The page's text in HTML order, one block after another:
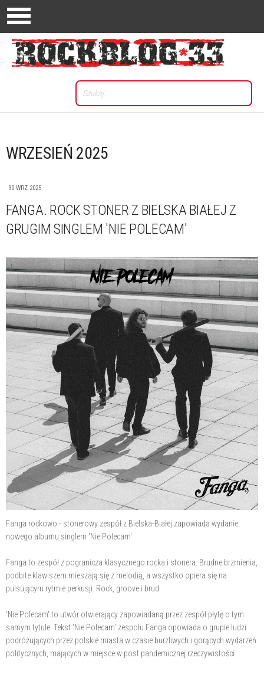
WRZESIEŃ 2025
30 WRZ 2025
FANGA. ROCK STONER Z BIELSKA BIAŁEJ Z
GRUGIM SINGLEM 'NIE POLECAM'
Fanga rockowo - stonerowy zespół z Bielska-Białej zapowiada wydanie
nowego albumu singlem 'Nie Polecam'
Fanga to zespół z pogranicza klasycznego rocka i stonera. Brudne brzmienia,
podbite klawiszem mieszają się z melodią, a wszystko opiera się na
pulsującym rytmie perkusji. Rock, groove i brud.
'Nie Polecam' to utwór otwierający zapowiadaną przez zespół płytę o tym
samym tytule. Tekst 'Nie Polecam' zespołu Fanga opowiada o grupie ludzi
podróżujących przez polskie miasta w czasie burzliwych i gorących wydarzeń
politycznych, mających w miejsce w post pandemicznej rzeczywistości.